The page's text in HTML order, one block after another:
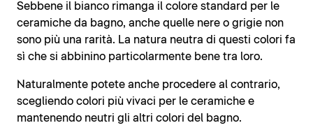
Sebbene il bianco rimanga il colore standard per le
ceramiche da bagno, anche quelle nere o grigie non
sono più una rarità. La natura neutra di questi colori fa
sì che si abbinino particolarmente bene tra loro.
Naturalmente potete anche procedere al contrario,
scegliendo colori più vivaci per le ceramiche e
mantenendo neutri gli altri colori del bagno.